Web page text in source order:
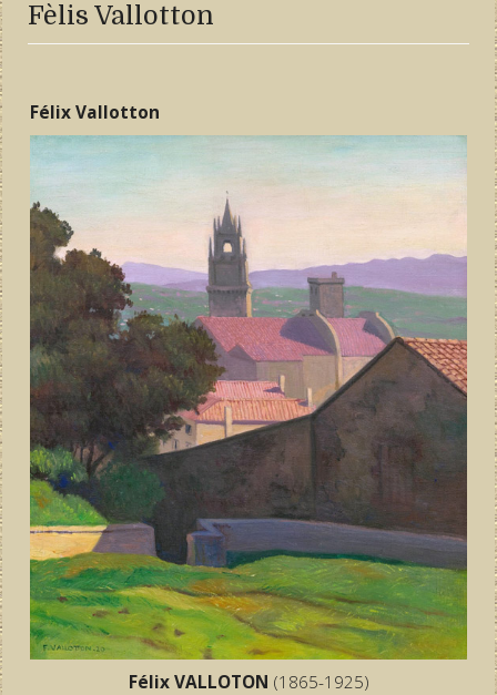
Fèlis Vallotton
Félix Vallotton
Félix VALLOTON (1865-1925)